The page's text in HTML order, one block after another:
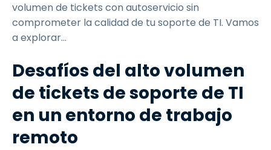
volumen de tickets con autoservicio sin
comprometer la calidad de tu soporte de TI. Vamos
a explorar…
Desafíos del alto volumen
de tickets de soporte de TI
en un entorno de trabajo
remoto